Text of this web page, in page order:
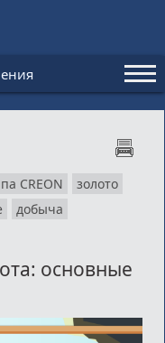
CREON
золото
добыча
основные